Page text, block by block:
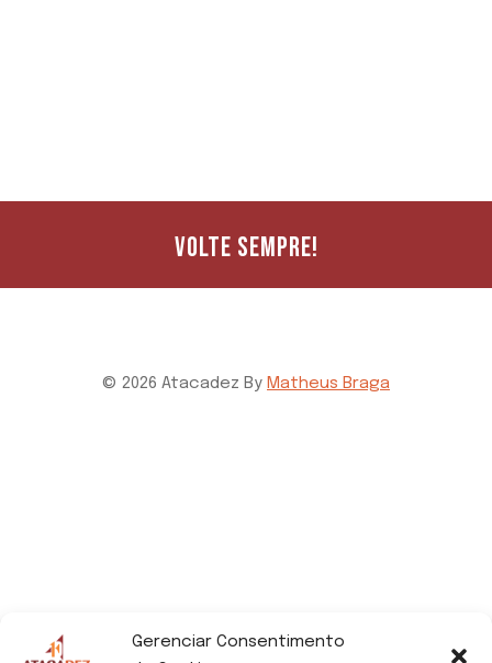
Gerenciar Consentimento
VOLTE SEMPRE!
© 2026 Atacadez By Matheus Braga
ACESSE NOSSAS MÍDIAS